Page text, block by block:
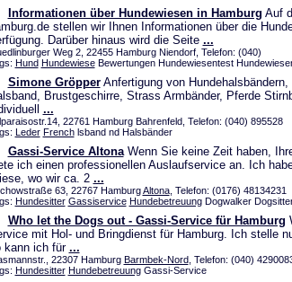
Informationen über Hundewiesen in Hamburg Auf
stellen wir Ihnen Informationen über die
Darüber hinaus wird die Seite ...
Weg 2, 22455 Hamburg Niendorf, Telefon: (040)
Hund HundewieseBewertungen Hundewiesentest
Simone GröpperAnfertigung von
Brustgeschirre, Strass Armbänder, Pferde
...
22761 Hamburg Bahrenfeld, Telefon: (040) 895528
Leder Frenchlsband nd Halsbänder
Gassi-Service AltonaWenn Sie keine Zeit haben,
ich einen professionellen Auslaufservice an. Ich
wo wir ca. 2 ...
63, 22767 HamburgAltona, Telefon: (0176) 48134231
Hundesitter Gassiservice HundebetreuungDogwalker
Who let the Dogs out - Gassi-Service für Hamburg
mit Hol- und Bringdienst für Hamburg. Ich stelle
kann ich für...
22307 Hamburg Barmbek-Nord, Telefon: (040)
Hundesitter HundebetreuungGassi-Service